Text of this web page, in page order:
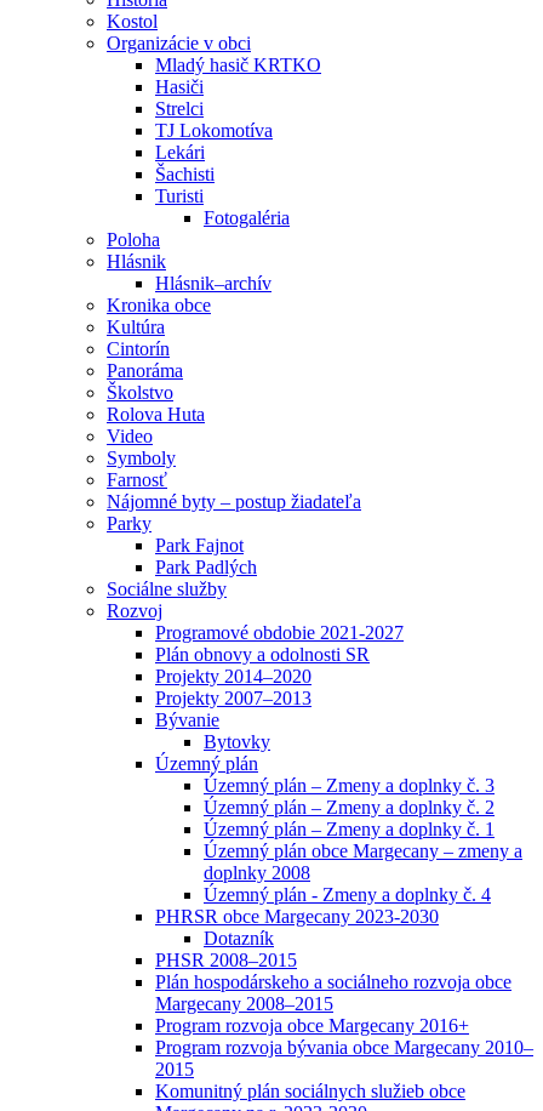
Kostol
Organizácie v obci
Mladý hasič KRTKO
Hasiči
Strelci
TJ Lokomotíva
Lekári
Šachisti
Turisti
Fotogaléria
Poloha
Hlásnik
Hlásnik–archív
Kronika obce
Kultúra
Cintorín
Panoráma
Školstvo
Rolova Huta
Video
Symboly
Farnosť
Nájomné byty – postup žiadateľa
Parky
Park Fajnot
Park Padlých
Sociálne služby
Rozvoj
Programové obdobie 2021-2027
Plán obnovy a odolnosti SR
Projekty 2014–2020
Projekty 2007–2013
Bývanie
Bytovky
Územný plán
Územný plán – Zmeny a doplnky č. 3
Územný plán – Zmeny a doplnky č. 2
Územný plán – Zmeny a doplnky č. 1
Územný plán obce Margecany – zmeny a
doplnky 2008
Územný plán - Zmeny a doplnky č. 4
PHRSR obce Margecany 2023-2030
Dotazník
PHSR 2008–2015
Plán hospodárskeho a sociálneho rozvoja obce
Margecany 2008–2015
Program rozvoja obce Margecany 2016+
Program rozvoja bývania obce Margecany 2010–
2015
Komunitný plán sociálnych služieb obce